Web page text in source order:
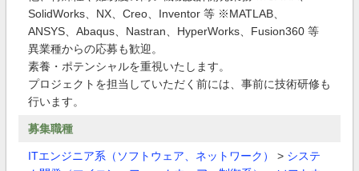
SolidWorks、NX、Creo、Inventor 等 ※MATLAB、
ANSYS、Abaqus、Nastran、HyperWorks、Fusion360 等
異業種からの応募も歓迎。
素養・ポテンシャルを重視いたします。
プロジェクトを担当していただく前には、事前に技術研修も
行います。
募集職種
ITエンジニア系（ソフトウェア、ネットワーク） > システ